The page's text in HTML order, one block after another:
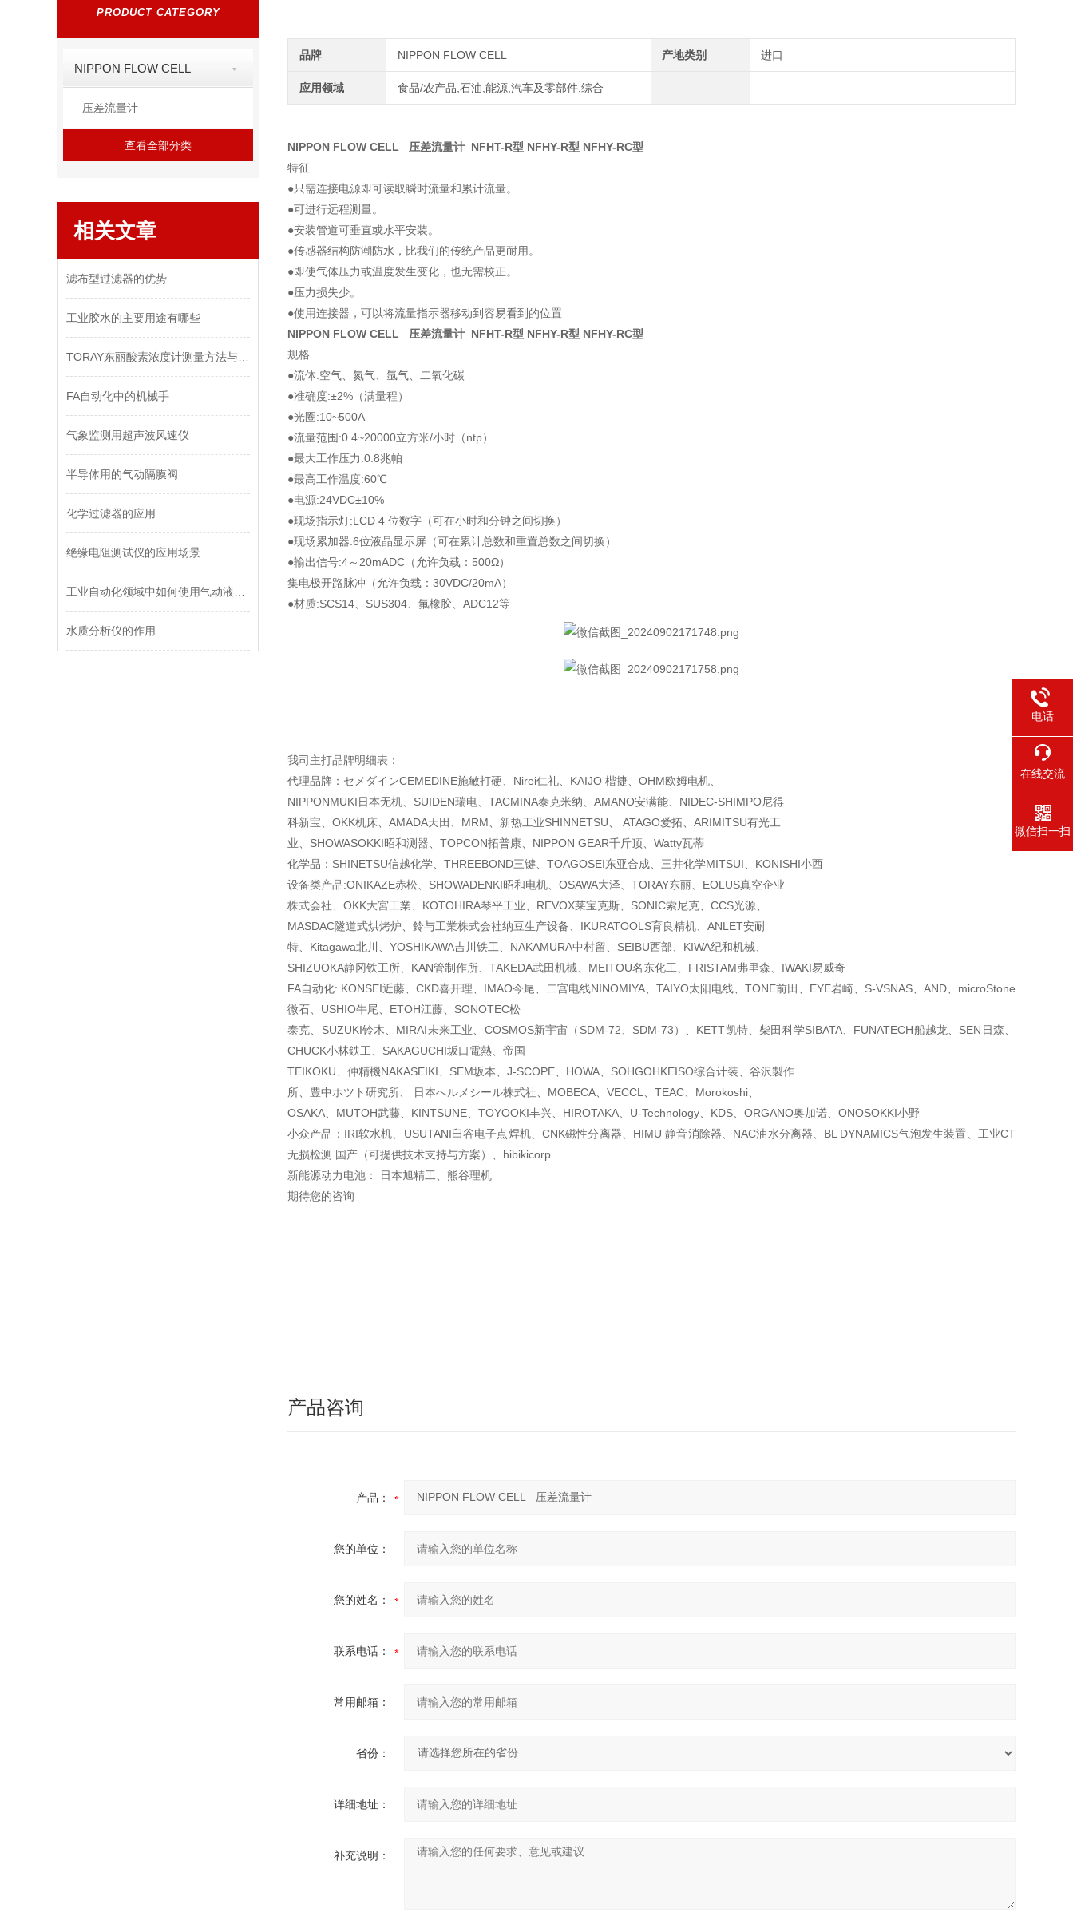
PRODUCT CATEGORY
NIPPON FLOW CELL
压差流量计
查看全部分类
相关文章
滤布型过滤器的优势
工业胶水的主要用途有哪些
FA自动化中的机械手
气象监测用超声波风速仪
半导体用的气动隔膜阀
化学过滤器的应用
绝缘电阻测试仪的应用场景
水质分析仪的作用
品牌 NIPPON FLOW CELL 产地类别 进口
应用领域 食品/农产品,石油,能源,汽车及零部件,综合
NIPPON FLOW CELL 压差流量计 NFHT-R型 NFHY-R型 NFHY-RC型
特征
●只需连接电源即可读取瞬时流量和累计流量。
●可进行远程测量。
●安装管道可垂直或水平安装。
●传感器结构防潮防水，比我们的传统产品更耐用。
●即使气体压力或温度发生变化，也无需校正。
●压力损失少。
●使用连接器，可以将流量指示器移动到容易看到的位置
NIPPON FLOW CELL 压差流量计 NFHT-R型 NFHY-R型 NFHY-RC型
规格
●流体:空气、氮气、氩气、二氧化碳
●准确度:±2%（满量程）
●光圈:10~500A
●流量范围:0.4~20000立方米/小时（ntp）
●最大工作压力:0.8兆帕
●最高工作温度:60℃
●电源:24VDC±10%
●现场指示灯:LCD 4 位数字（可在小时和分钟之间切换）
●现场累加器:6位液晶显示屏（可在累计总数和重置总数之间切换）
●输出信号:4～20mADC（允许负载：500Ω）
集电极开路脉冲（允许负载：30VDC/20mA）
●材质:SCS14、SUS304、氟橡胶、ADC12等
我司主打品牌明细表：
代理品牌：セメダインCEMEDINE施敏打硬、Nirei仁礼、KAIJO 楷捷、OHM欧姆电机、
NIPPONMUKI日本无机、SUIDEN瑞电、TACMINA泰克米纳、AMANO安满能、NIDEC-SHIMPO尼得
科新宝、OKK机床、AMADA天田、MRM、新热工业SHINNETSU、 ATAGO爱拓、ARIMITSU有光工
业、SHOWASOKKI昭和测器、TOPCON拓普康、NIPPON GEAR千斤顶、Watty瓦蒂
化学品：SHINETSU信越化学、THREEBOND三键、TOAGOSEI东亚合成、三井化学MITSUI、 KONISHI小西
设备类产品:ONIKAZE赤松、SHOWADENKI昭和电机、OSAWA大泽、TORAY东丽、EOLUS真空企业
株式会社、OKK大宮工業、KOTOHIRA琴平工业、REVOX莱宝克斯、SONIC索尼克、CCS光源、
MASDAC隧道式烘烤炉、鈴与工業株式会社纳豆生产设备、IKURATOOLS育良精机、ANLET安耐
特、Kitagawa北川、YOSHIKAWA吉川铁工、NAKAMURA中村留、SEIBU西部、KIWA纪和机械、
SHIZUOKA静冈铁工所、KAN管制作所、TAKEDA武田机械、MEITOU名东化工、FRISTAM弗里森 、IWAKI易威奇
FA自动化: KONSEI近藤、CKD喜开理、IMAO今尾、二宫电线NINOMIYA、TAIYO太阳电线、 TONE前田、EYE岩崎、S-VSNAS、AND、microStone
微石、USHIO牛尾、ETOH江藤、SONOTEC松
泰克、SUZUKI铃木、MIRAI未来工业、COSMOS新宇宙（SDM-72、SDM-73）、KETT凯特、柴田 科学SIBATA、FUNATECH船越龙、SEN日森、
CHUCK小林鉄工、SAKAGUCHI坂口電熱、帝国
TEIKOKU、仲精機NAKASEIKI、SEM坂本、J-SCOPE、HOWA、SOHGOHKEISO综合计装、谷沢製作
所、豊中ホツト研究所、 日本へルメシール株式社、MOBECA、VECCL、TEAC、Morokoshi、
OSAKA、MUTOH武藤、KINTSUNE、TOYOOKI丰兴、HIROTAKA、U-Technology、KDS、ORGANO奥加诺、ONOSOKKI小野
小众产品：IRI软水机、USUTANI臼谷电子点焊机、CNK磁性分离器、HIMU 静音消除器、NAC油水分离器、BL DYNAMICS气泡发生装置、工业CT
无损检测 国产（可提供技术支持与方案）、hibikicorp
新能源动力电池： 日本旭精工、熊谷理机
期待您的咨询
产品咨询
产品：
您的单位：
您的姓名：
联系电话：
常用邮箱：
省份：
详细地址：
补充说明：
电话
在线交流
微信扫一扫